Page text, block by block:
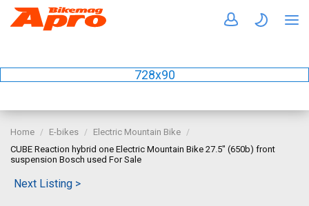
728x90
Home E-bikes
Electric Mountain Bike
CUBE Reaction hybrid one Electric Mountain Bike 27.5" (650b) front
suspension Bosch used For Sale
Next Listing >